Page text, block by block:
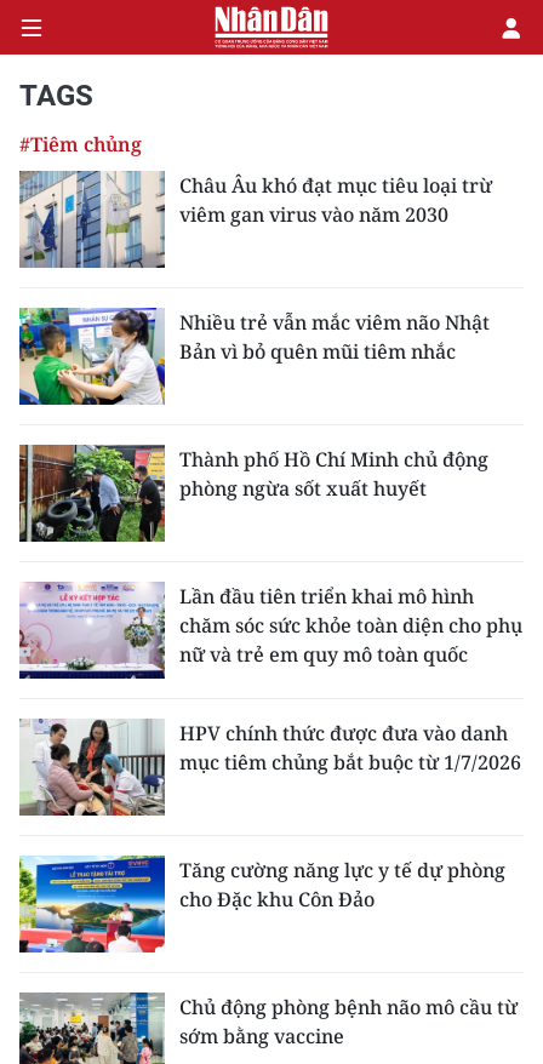
CHÍNH TRỊ
KINH TẾ
XÃ HỘI
PHÁP LUẬT
DU LỊCH
THẾ GIỚI
GIÁO DỤC
KHOA HỌC - CÔNG NGHỆ
MÔI TRƯỜNG
BẠN ĐỌC
KIỂM CHỨNG THÔNG TIN
54 DÂN TỘC VIỆT NAM
TAGS
#Tiêm chủng
Châu Âu khó đạt mục tiêu loại trừ
viêm gan virus vào năm 2030
Nhiều trẻ vẫn mắc viêm não Nhật
Bản vì bỏ quên mũi tiêm nhắc
Thành phố Hồ Chí Minh chủ động
phòng ngừa sốt xuất huyết
Lần đầu tiên triển khai mô hình
chăm sóc sức khỏe toàn diện cho phụ
nữ và trẻ em quy mô toàn quốc
HPV chính thức được đưa vào danh
mục tiêm chủng bắt buộc từ 1/7/2026
Tăng cường năng lực y tế dự phòng
cho Đặc khu Côn Đảo
Chủ động phòng bệnh não mô cầu từ
sớm bằng vaccine